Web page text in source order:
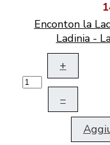
Enconton la
Ladinia -
+
–